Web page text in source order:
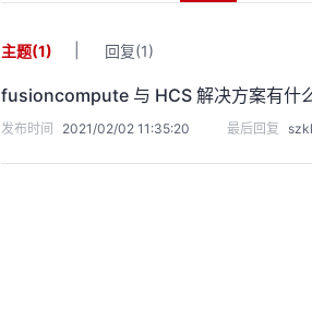
主题(1) 回复(1)
fusioncompute 与 HCS 解决方案有什
发布时间 2021/02/02 11:35:20 最后回复